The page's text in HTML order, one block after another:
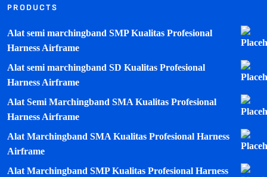
PRODUCTS
Alat semi marchingband SMP Kualitas Profesional
Harness Airframe
Alat semi marchingband SD Kualitas Profesional
Harness Airframe
Alat Semi Marchingband SMA Kualitas Profesional
Harness Airframe
Alat Marchingband SMA Kualitas Profesional Harness
Airframe
Alat Marchingband SMP Kualitas Profesional Harness